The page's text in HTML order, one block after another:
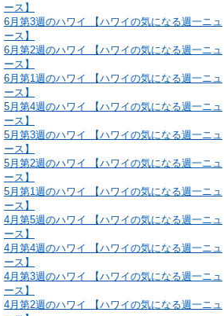
ース】
6月第3週のハワイ 【ハワイの気になる週一ニュ
ース】
6月第2週のハワイ 【ハワイの気になる週一ニュ
ース】
6月第1週のハワイ 【ハワイの気になる週一ニュ
ース】
5月第4週のハワイ 【ハワイの気になる週一ニュ
ース】
5月第3週のハワイ 【ハワイの気になる週一ニュ
ース】
5月第2週のハワイ 【ハワイの気になる週一ニュ
ース】
5月第1週のハワイ 【ハワイの気になる週一ニュ
ース】
4月第5週のハワイ 【ハワイの気になる週一ニュ
ース】
4月第4週のハワイ 【ハワイの気になる週一ニュ
ース】
4月第3週のハワイ 【ハワイの気になる週一ニュ
ース】
4月第2週のハワイ 【ハワイの気になる週一ニュ